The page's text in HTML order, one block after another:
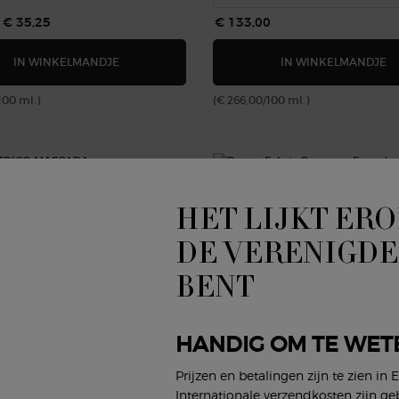
Nieuwe prijs
€ 35,25
IN WINKELMANDJE
ml.)
€ 133,00
IN WINKELMANDJE
(€ 266,00/100 ml.)
HET LIJKT
DE
BENT
HANDIG OM TE
Prijzen en betalingen zijn te zien in
Internationale verzendkosten zijn